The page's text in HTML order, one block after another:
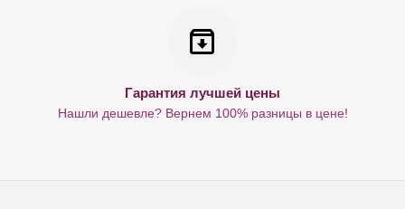
Гарантия лучшей цены
Нашли дешевле? Вернем 100% разницы в цене!